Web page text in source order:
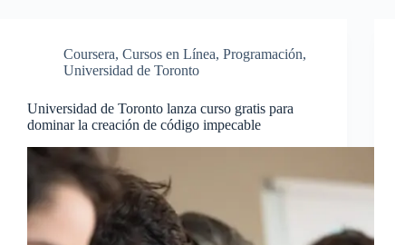
Coursera, Cursos en Línea, Programación,
Universidad de Toronto
Universidad de Toronto lanza curso gratis para
dominar la creación de código impecable